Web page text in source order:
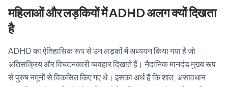
महिलाओं और लड़कियों में ADHD अलग क्यों दिखता
है
ADHD का ऐतिहासिक रूप से उन लड़कों में अध्ययन किया गया है जो
अतिसक्रिय और विघटनकारी व्यवहार दिखाते हैं। नैदानिक मानदंड मुख्य रूप
से पुरुष नमूनों से विकसित किए गए थे। इसका अर्थ है कि शांत, असावधान